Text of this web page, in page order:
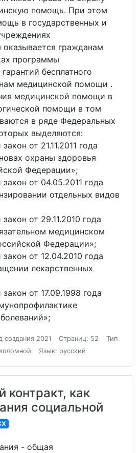
помощь. При этом
в государственных и
оказывается гражданам
программы
бесплатного
медицинской помощи .
медицинской помощи в
помощи в том
в ряде Федеральных
выделяются:
от 21.11.2011 года
охраны здоровья
Федерации»;
от 04.05.2011 года
отдельных видов
от 29.11.2010 года
медицинском
Федерации»;
от 12.04.2010 года
лекарственных
от 17.09.1998 года
создания 2021 Страниц: 52
Тип
Язык: русский
контракт, как
социальной
- общая